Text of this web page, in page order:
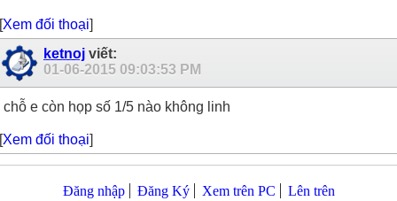
[Xem đối thoại]
ketnoj viết:
01-06-2015 09:03:53 PM
chỗ e còn họp số 1/5 nào không linh
[Xem đối thoại]
Đăng nhập Đăng Ký Xem trên PC Lên trên